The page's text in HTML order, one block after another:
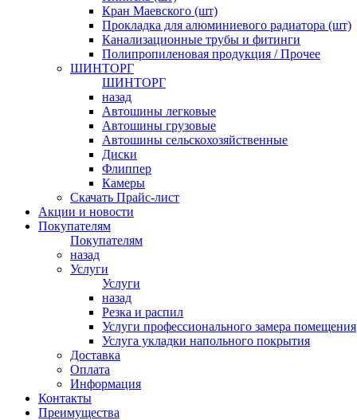
Кран Маевского (шт)
Прокладка для алюминиевого радиатора (шт)
Канализационные трубы и фитинги
Полипропиленовая продукция / Прочее
ШИНТОРГ
ШИНТОРГ
назад
Автошины легковые
Автошины грузовые
Автошины сельскохозяйственные
Диски
Флиппер
Камеры
Скачать Прайс-лист
Акции и новости
Покупателям
Покупателям
назад
Услуги
Услуги
назад
Резка и распил
Услуги профессионального замера помещения
Услуга укладки напольного покрытия
Доставка
Оплата
Информация
Контакты
Преимущества